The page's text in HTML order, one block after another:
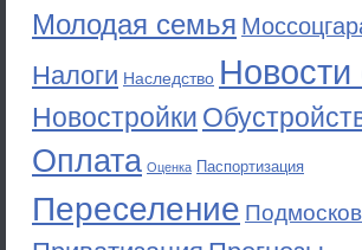
Молодая семья
Налоги Наследство Новости
Новостройки
Оплата Оценка Паспортизация
Переселение